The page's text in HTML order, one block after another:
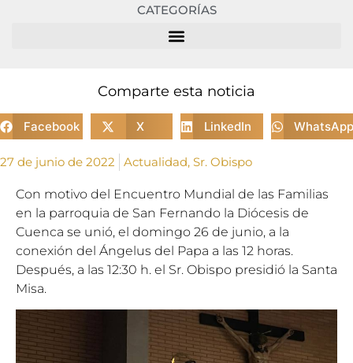
CATEGORÍAS
Comparte esta noticia
Facebook X LinkedIn WhatsApp
27 de junio de 2022 Actualidad, Sr. Obispo
Con motivo del Encuentro Mundial de las Familias
en la parroquia de San Fernando la Diócesis de
Cuenca se unió, el domingo 26 de junio, a la
conexión del Ángelus del Papa a las 12 horas.
Después, a las 12:30 h. el Sr. Obispo presidió la Santa
Misa.